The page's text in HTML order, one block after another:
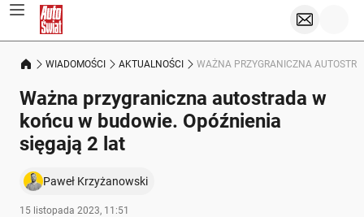
WIADOMOŚCI AKTUALNOŚCI WAŻNA PRZYGRANICZNA
Ważna przygraniczna autostrada w
końcu w budowie. Opóźnienia
sięgają 2 lat
Paweł Krzyżanowski
15 listopada 2023, 11:51